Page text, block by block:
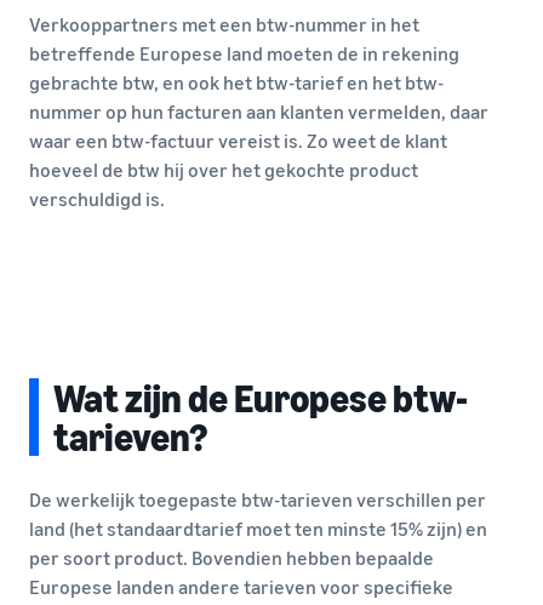
Verkooppartners met een btw-nummer in het
betreffende Europese land moeten de in rekening
gebrachte btw, en ook het btw-tarief en het btw-
nummer op hun facturen aan klanten vermelden, daar
waar een btw-factuur vereist is. Zo weet de klant
hoeveel de btw hij over het gekochte product
verschuldigd is.
Wat zijn de Europese btw-
tarieven?
De werkelijk toegepaste btw-tarieven verschillen per
land (het standaardtarief moet ten minste 15% zijn) en
per soort product. Bovendien hebben bepaalde
Europese landen andere tarieven voor specifieke